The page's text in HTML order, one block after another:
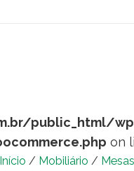
public_html/
on
Início / Mobiliário / Mesas